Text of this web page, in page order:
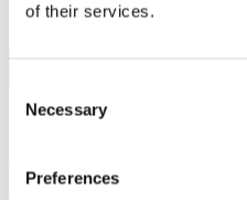
of their services.
Selection
Necessary
Preferences
Leggi di più
Assemblea
Presidente di
sull'andamento 2025-